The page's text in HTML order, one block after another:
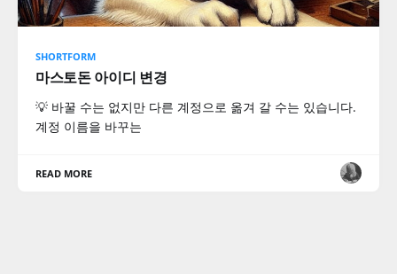
SHORTFORM
마스토돈 아이디 변경
💡 바꿀 수는 없지만 다른 계정으로 옮겨 갈 수는 있습니다.
계정 이름을 바꾸는
READ MORE